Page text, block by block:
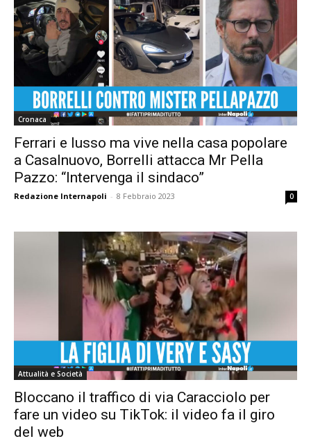
Cronaca
Ferrari e lusso ma vive nella casa popolare
a Casalnuovo, Borrelli attacca Mr Pella
Pazzo: “Intervenga il sindaco”
Redazione Internapoli - 8 Febbraio 2023 0
Attualità e Società
Bloccano il traffico di via Caracciolo per
fare un video su TikTok: il video fa il giro
del web